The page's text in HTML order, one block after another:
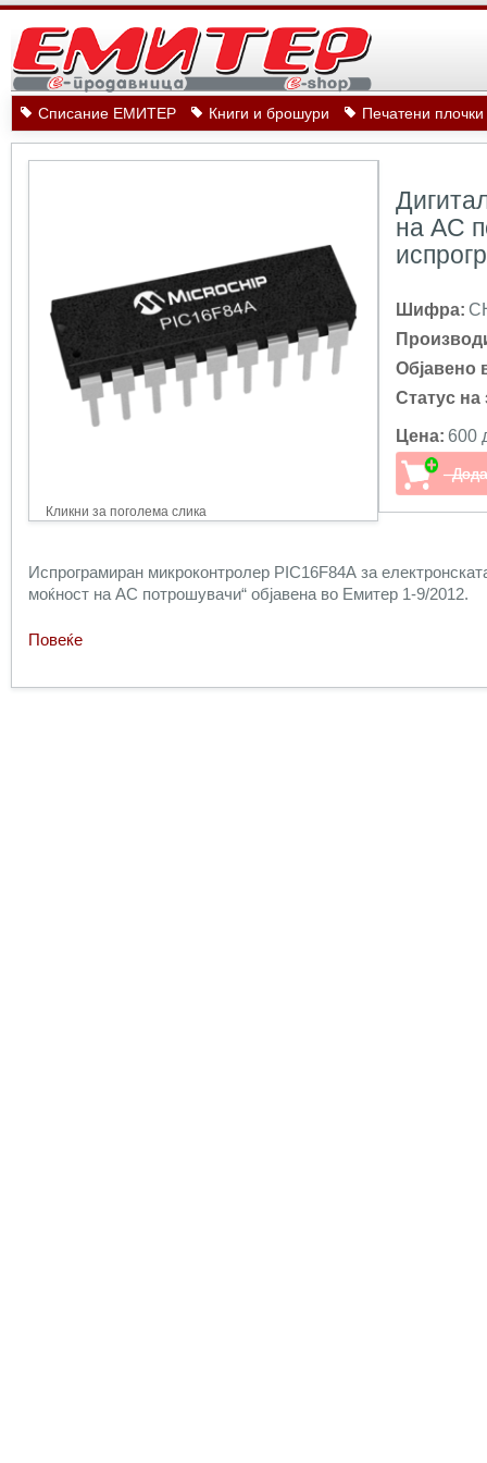
Списание ЕМИТЕР Книги и брошури Печатени
Кликни за поголема слика
на AC
Шифра:
Објавено
Статус на
Цена: 600
Испрограмиран микроконтролер PIC16F84A за
моќност на AC потрошувачи“ објавена во Емитер 1-9/2012.
Повеќе